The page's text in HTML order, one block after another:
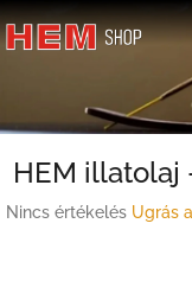
Ugrás
a
HEM illatolaj
A
Nincs értékelés Ugrás